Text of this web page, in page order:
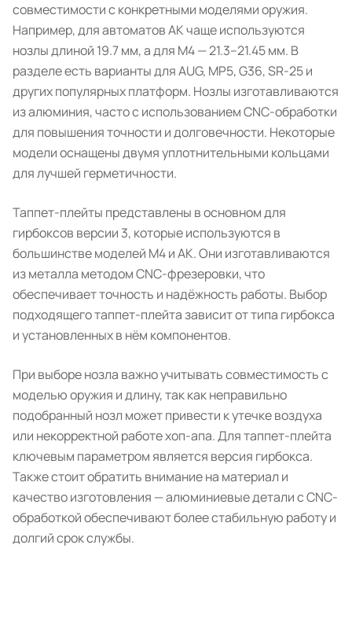
совместимости с конкретными моделями оружия.
Например, для автоматов АК чаще используются
нозлы длиной 19.7 мм, а для M4 — 21.3–21.45 мм. В
разделе есть варианты для AUG, MP5, G36, SR-25 и
других популярных платформ. Нозлы изготавливаются
из алюминия, часто с использованием CNC-обработки
для повышения точности и долговечности. Некоторые
модели оснащены двумя уплотнительными кольцами
для лучшей герметичности.
Таппет-плейты представлены в основном для
гирбоксов версии 3, которые используются в
большинстве моделей M4 и АК. Они изготавливаются
из металла методом CNC-фрезеровки, что
обеспечивает точность и надёжность работы. Выбор
подходящего таппет-плейта зависит от типа гирбокса
и установленных в нём компонентов.
При выборе нозла важно учитывать совместимость с
моделью оружия и длину, так как неправильно
подобранный нозл может привести к утечке воздуха
или некорректной работе хоп-апа. Для таппет-плейта
ключевым параметром является версия гирбокса.
Также стоит обратить внимание на материал и
качество изготовления — алюминиевые детали с CNC-
обработкой обеспечивают более стабильную работу и
долгий срок службы.